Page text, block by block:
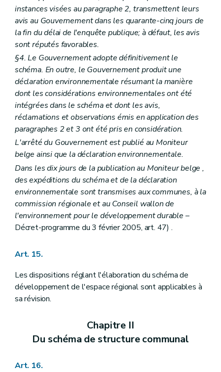
Art. 391 et 392
Chapitre XVII Du règlement général sur les bâtisses applicable aux zones protégées de certaines communes en matière d'urbanisme
Art. 393
Art. 394
Art. 395
Art. 396
Art. 397
Art. 398
Art. 399
Art. 400
Art. 401
Art. 402
Art. 403
Art. 404
Art. 405
Chapitre XVIIbis
Isolation thermique et ventilation des bâtiments
Art. 406
Art. 407
Art. 408
Art. 409
Art. 410
Art. 411
Art. 412
Art. 413
Chapitre XVIIter
Règlement général sur les bâtisses relatif à l'accessibilité et à l'usage des espaces et bâtiments ou parties de bâtiments ouverts au public ou à usage collectif par les personnes à mobilité réduite - AGW du 25 février 1999, article 1
Art. 415/2
Art. 415/3
Art. 415/4
Art. 415/5
Art. 415/8
Art. 415/9
Art. 415/10
instances visées au paragraphe 2, transmettent leurs
avis au Gouvernement dans les quarante-cinq jours de
la fin du délai de l'enquête publique; à défaut, les avis
sont réputés favorables.
§4. Le Gouvernement adopte définitivement le
schéma. En outre, le Gouvernement produit une
déclaration environnementale résumant la manière
dont les considérations environnementales ont été
intégrées dans le schéma et dont les avis,
réclamations et observations émis en application des
paragraphes 2 et 3 ont été pris en considération.
L'arrêté du Gouvernement est publié auMoniteur
belge ainsi que la déclaration environnementale.
Dans les dix jours de la publication auMoniteur belge ,
des expéditions du schéma et de la déclaration
environnementale sont transmises aux communes, à la
commission régionale et au Conseil wallon de
l'environnement pour le développement durable –
Décret-programme du 3 février 2005, art. 47) .
Art. 15.
Les dispositions réglant l'élaboration du schéma de
développement de l'espace régional sont applicables à
sa révision.
Chapitre II
Du schéma de structure communal
Art. 16.